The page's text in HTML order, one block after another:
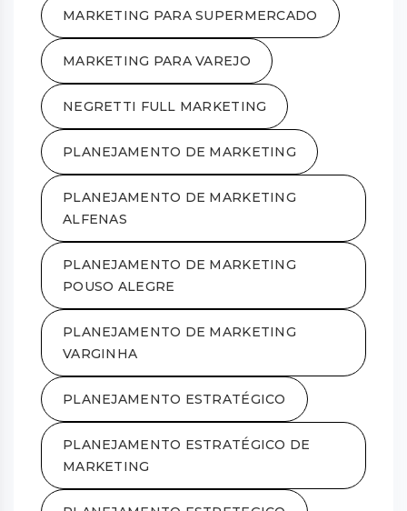
MARKETING PARA SUPERMERCADO
MARKETING PARA VAREJO
NEGRETTI FULL MARKETING
PLANEJAMENTO DE MARKETING
PLANEJAMENTO DE MARKETING
ALFENAS
PLANEJAMENTO DE MARKETING
POUSO ALEGRE
PLANEJAMENTO DE MARKETING
VARGINHA
PLANEJAMENTO ESTRATÉGICO
PLANEJAMENTO ESTRATÉGICO DE
MARKETING